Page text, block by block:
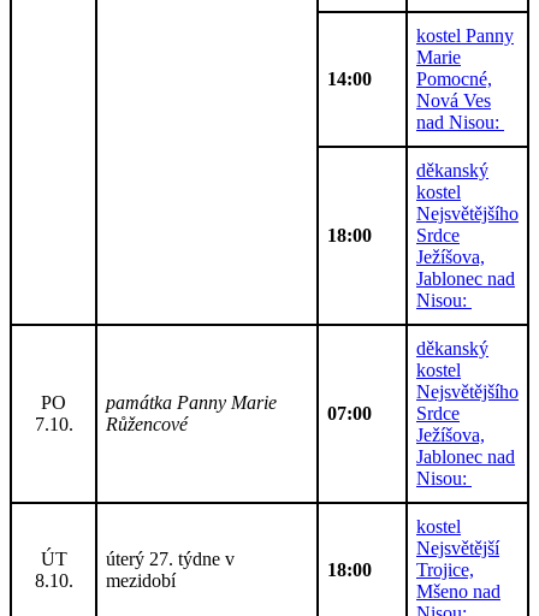
14:00
kostel Panny
Marie
Pomocné,
Nová Ves
nad Nisou:
18:00
děkanský
kostel
Nejsvětějšího
Srdce
Ježíšova,
Jablonec nad
Nisou:
PO
7.10.
památka Panny Marie
Růžencové
07:00
děkanský
kostel
Nejsvětějšího
Srdce
Ježíšova,
Jablonec nad
Nisou:
ÚT
8.10.
úterý 27. týdne v
mezidobí
18:00
kostel
Nejsvětější
Trojice,
Mšeno nad